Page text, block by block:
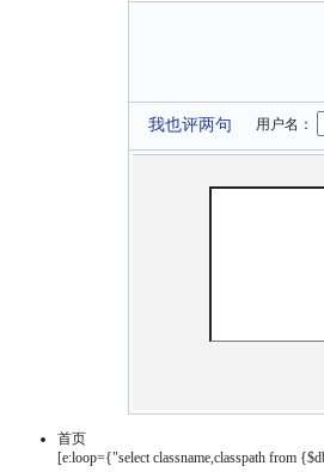
我也评两句 用户名：
首页
[e:loop={"select classname,classpath from